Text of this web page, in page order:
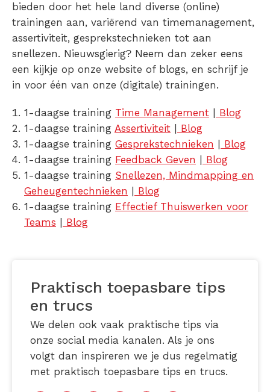
bieden door het hele land diverse (online)
trainingen aan, variërend van timemanagement,
assertiviteit, gesprekstechnieken tot aan
snellezen. Nieuwsgierig? Neem dan zeker eens
een kijkje op onze website of blogs, en schrijf je
in voor één van onze (digitale) trainingen.
1-daagse training Time Management
Blog
1-daagse training Assertiviteit
Blog
1-daagse training Gesprekstechnieken
Blog
1-daagse training Feedback Geven
Blog
1-daagse training Snellezen, Mindmapping en
Geheugentechnieken
Blog
1-daagse training Effectief Thuiswerken voor
Teams
Blog
Praktisch toepasbare tips
en trucs
We delen ook vaak praktische tips via
onze social media kanalen. Als je ons
volgt dan inspireren we je dus regelmatig
met praktisch toepasbare tips en trucs.